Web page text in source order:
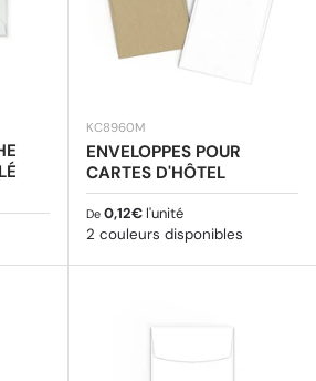
KC8960M
ENVELOPPES POUR
CARTES D'HÔTEL
Prix habituel
De 0,12€ l'unité
2 couleurs disponibles